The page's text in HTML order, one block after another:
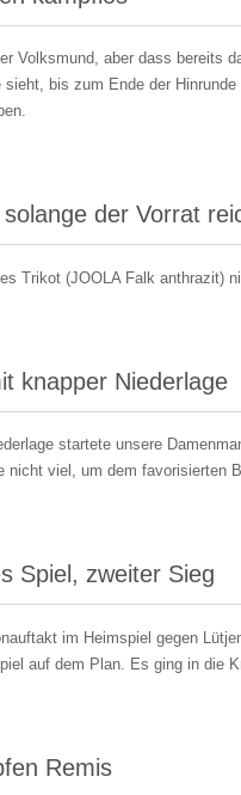
Volksmund, aber dass bereits
bis zum Ende der
der Vorrat
Trikot (JOOLA Falk anthrazit)
knapper Niederlage
startete unsere
nicht viel, um dem favorisierten
Spiel, zweiter Sieg
im Heimspiel gegen
auf dem Plan. Es ging in die
Remis